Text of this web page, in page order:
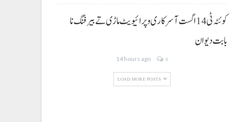
کوئٹہ ٹی 14 اگست آ سرکاری و پرائیویٹ ماڑی تے بیرفنگ نا
بابت دیوان
14 hours ago 0
LOAD MORE POSTS